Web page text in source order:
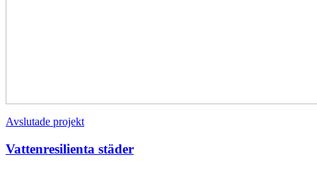
Avslutade projekt
Vattenresilienta städer